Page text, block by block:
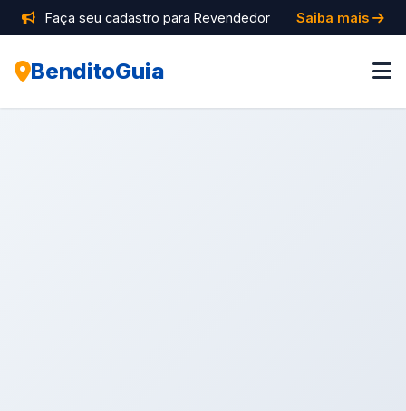
Faça seu cadastro para Revendedor Saiba mais
BenditoGuia